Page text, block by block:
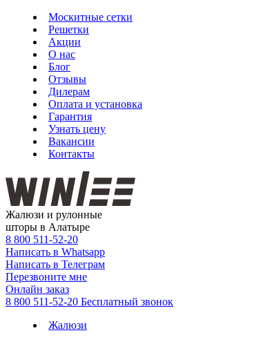
Москитные сетки
Решетки
Акции
О нас
Блог
Отзывы
Дилерам
Оплата и установка
Гарантия
Узнать цену
Вакансии
Контакты
Жалюзи и рулонные
шторы в Алатыре
8 800 511-52-20
Написать в Whatsapp
Написать в Телеграм
Перезвоните мне
Онлайн заказ
8 800 511-52-20 Бесплатный звонок
Жалюзи